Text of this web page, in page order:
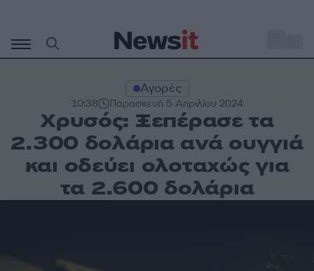
περιεχόμενο
Αγορές
10:38 Παρασκευή 5 Απριλίου 2024
Χρυσός: Ξεπέρασε τα
2.300 δολάρια ανά ουγγιά
και οδεύει ολοταχώς για
τα 2.600 δολάρια